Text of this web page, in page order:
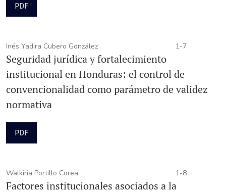
PDF
Inés Yadira Cubero González 1-7
Seguridad jurídica y fortalecimiento
institucional en Honduras: el control de
convencionalidad como parámetro de validez
normativa
PDF
Walkiria Portillo Corea 1-8
Factores institucionales asociados a la